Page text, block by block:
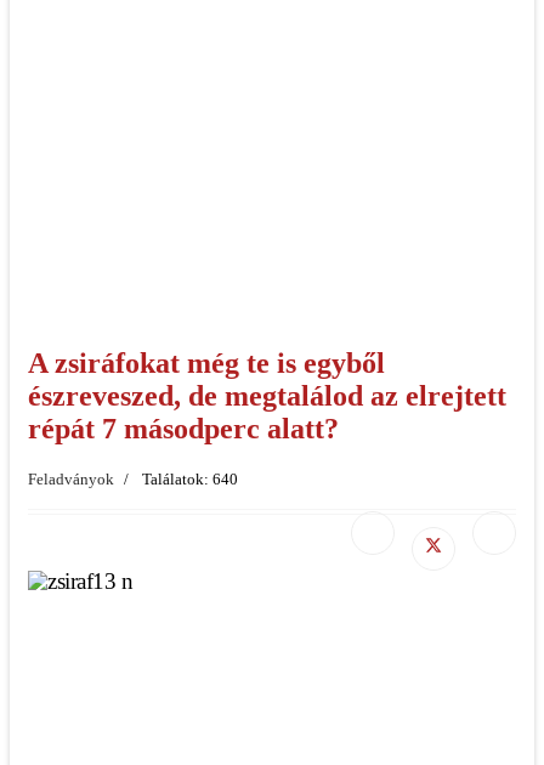
A zsiráfokat még te is egyből
észreveszed, de megtalálod az elrejtett
répát 7 másodperc alatt?
Feladványok Találatok: 640